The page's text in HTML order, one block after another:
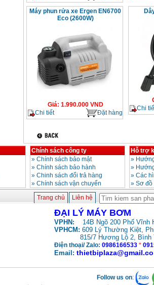
Máy phun rửa xe Ergen EN6700
Eco (2600W)
Giá: 1.990.000VND
Chi tiết
Đặt hàng
Chi
Chính sách công ty
» Chính sách bảo mật
» Chính sách bảo hành
» Chinh sách đổi trả hàng
» Chính sách vận chuyển
Hỗ trợ
»
»
» Các
» Sơ
Trang chủ Liên hệ
ĐẠI LÝ MÁY BƠM
VPHN: 14B Ngõ 200 Phố Vĩnh
VPHCM: 609 Lý Thường Kiệt,
815/7 Hương Lộ 2, Bình
Điện thoại/ Zalo: 0986166533 *
Email:
Follow us on: